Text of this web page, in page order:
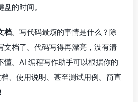
的时间。
档。写代码最烦的事情是什么？除
文档了。代码写得再漂亮，没有清
懂。AI 编程写作助手可以根据你的
、使用说明、甚至测试用例。简直